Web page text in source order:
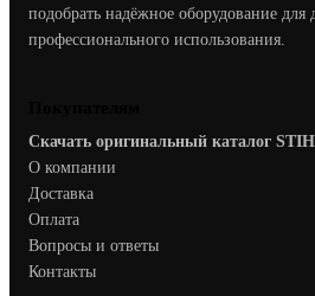
подобрать надёжное оборудование для
профессионального использования.
Скачать оригинальный каталог
О компании
Доставка
Оплата
Вопросы и ответы
Контакты